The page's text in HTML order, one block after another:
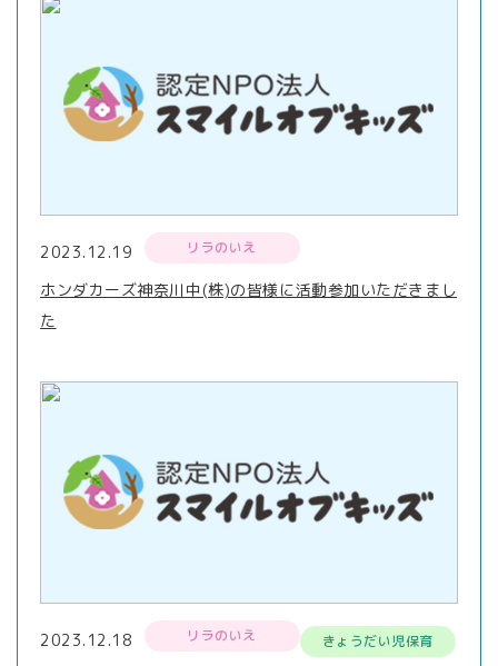
2023.12.19 リラのいえ
ホンダカーズ神奈川中(株)の皆様に活動参加いただきまし
た
2023.12.18 リラのいえ きょうだい児保育